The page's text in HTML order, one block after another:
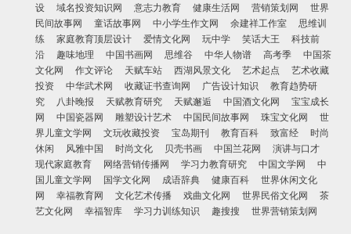
设
域名投资知识网 意志力教育 健康生活网 营销策划网
世界
民间故事网
童话故事网 中小学生作文网 余建祥工作室
思维训
练
家庭教育顶层设计 爱情文化网 玩中学 笑话大王
科技前
沿
趣味地理 中国书画网 思维谷 中华人物谱 高考季
中国茶
文化网
作文评论 天赋车站 西湖风景文化 艺术起点
艺术收藏
投资
中华武术网 收藏证书查询网 广告设计知识
教育趋势研
究
八卦晚报 天赋教育研究 天赋邂逅 中国酒文化网
宝宝成长
网
中国瓷器网 雕塑设计艺术 中国民间故事网 珠宝文化网
世
界儿童文学网
文玩收藏投资 宝岛期刊 教育百科 致富经
时尚
休闲
风雅中国 时尚文化 贝壳书画 中国兰花网
演讲与口才
现代家庭教育
网络营销传播网 学习力教育研究 中国文学网
中
国儿童文学网
国学文化网 成语辞典 健康百科
世界休闲文化
网
幸福教育网 文化艺术传播 戏曲文化网 世界民俗文化网
茶
艺文化网
幸福智库 学习力训练知识 趣搜搜 世界营销策划网